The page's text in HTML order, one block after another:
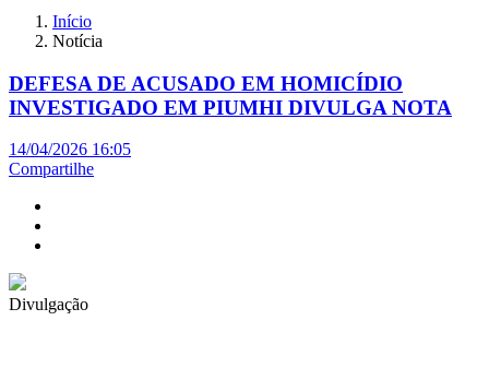
Início
Notícia
DEFESA DE ACUSADO EM HOMICÍDIO
INVESTIGADO EM PIUMHI DIVULGA NOTA
14/04/2026 16:05
Compartilhe
Divulgação